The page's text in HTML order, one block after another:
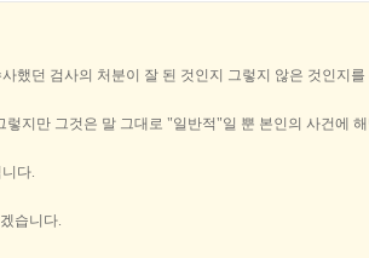
했던 검사의 처분이 잘 된 것인지 그렇지 않은 것인지를
지만 그것은 말 그대로 "일반적"일 뿐 본인의 사건에
다.
습니다.